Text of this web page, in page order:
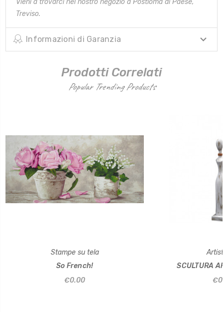
Vieni a trovarci nel nostro negozio a Postioma di Paese,
Treviso.
Informazioni di Garanzia
Prodotti Correlati
Popular Trending Products
Stampe su tela
So French!
€0.00
SCULTURA